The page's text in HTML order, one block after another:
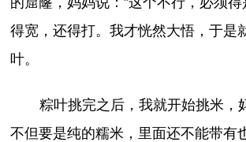
得宽，还得打。我才恍然大悟，于是
叶。
粽叶挑完之后，我就开始挑米，
不但要是纯的糯米，里面还不能带有